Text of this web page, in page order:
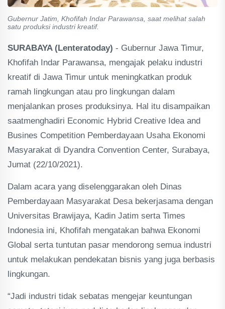
Gubernur Jatim, Khofifah Indar Parawansa, saat melihat salah
satu produksi industri kreatif.
SURABAYA (Lenteratoday) - Gubernur Jawa Timur,
Khofifah Indar Parawansa, mengajak pelaku industri
kreatif di Jawa Timur untuk meningkatkan produk
ramah lingkungan atau pro lingkungan dalam
menjalankan proses produksinya. Hal itu disampaikan
saatmenghadiri Economic Hybrid Creative Idea and
Busines Competition Pemberdayaan Usaha Ekonomi
Masyarakat di Dyandra Convention Center, Surabaya,
Jumat (22/10/2021).
Dalam acara yang diselenggarakan oleh Dinas
Pemberdayaan Masyarakat Desa bekerjasama dengan
Universitas Brawijaya, Kadin Jatim serta Times
Indonesia ini, Khofifah mengatakan bahwa Ekonomi
Global serta tuntutan pasar mendorong semua industri
untuk melakukan pendekatan bisnis yang juga berbasis
lingkungan.
“Jadi industri tidak sebatas mengejar keuntungan